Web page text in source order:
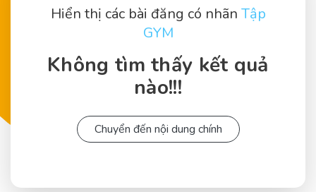
Hiển thị các bài đăng có nhãn Tập
GYM
Không tìm thấy kết quả
nào!!!
Chuyển đến nội dung chính